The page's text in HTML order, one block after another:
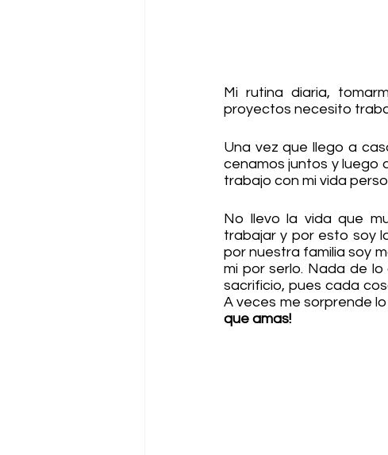
Mi rutina diaria,
proyectos necesito
Una vez que llego a
cenamos juntos y luego
trabajo con mi vida
No llevo la vida que
trabajar y por esto soy
por nuestra familia soy
mi por serlo. Nada de
sacrificio, pues cada
A veces me sorprende
que amas!